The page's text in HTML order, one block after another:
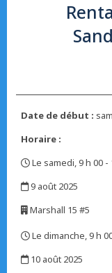
Date de début :
Horaire :
Le samedi, 9 h 00 -
9 août 2025
Marshall 15 #5
Le dimanche, 9 h
10 août 2025